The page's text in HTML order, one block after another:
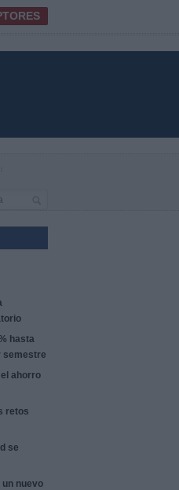
hasta
semestre
ahorro
retos
se
un nuevo